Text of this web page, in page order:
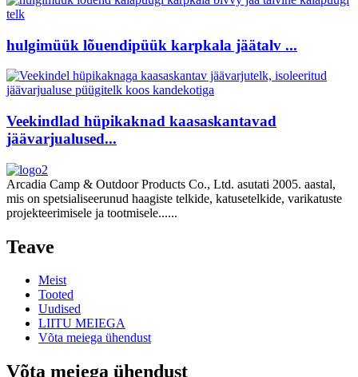
hulgimüük lõuendipüük karpkala jäätalv ...
Veekindlad hüpikaknad kaasaskantavad
jäävarjualused...
Arcadia Camp & Outdoor Products Co., Ltd. asutati 2005. aastal,
mis on spetsialiseerunud haagiste telkide, katusetelkide, varikatuste
projekteerimisele ja tootmisele......
Teave
Meist
Tooted
Uudised
LIITU MEIEGA
Võta meiega ühendust
Võta meiega ühendust